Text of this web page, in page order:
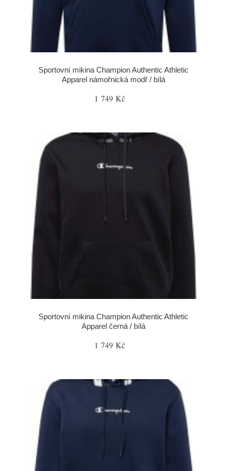
Sportovní mikina Champion Authentic Athletic
Apparel námořnická modř / bílá
1 749 Kč
Sportovní mikina Champion Authentic Athletic
Apparel černá / bílá
1 749 Kč